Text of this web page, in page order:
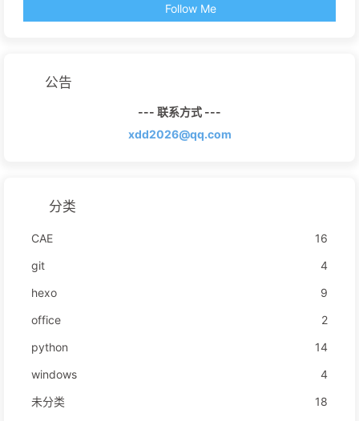
Follow Me
公告
--- 联系方式 ---
xdd2026@qq.com
分类
CAE
16
git
4
hexo
9
office
2
python
14
windows
4
未分类
18